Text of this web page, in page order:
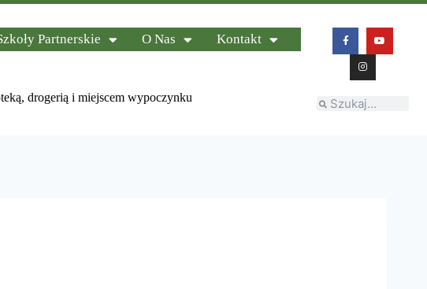
Partnerskie O Nas Kontakt
drogerią i miejscem wypoczynku